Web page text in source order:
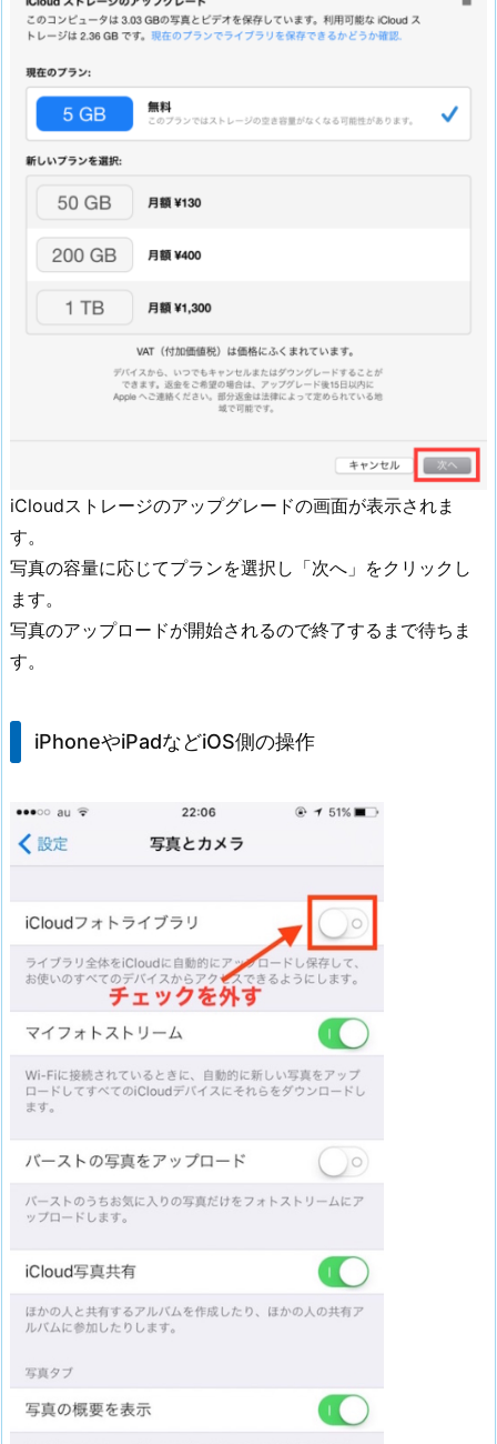
iCloudストレージのアップグレードの画面が表示されま
す。
写真の容量に応じてプランを選択し「次へ」をクリックし
ます。
写真のアップロードが開始されるので終了するまで待ちま
す。
iPhoneやiPadなどiOS側の操作